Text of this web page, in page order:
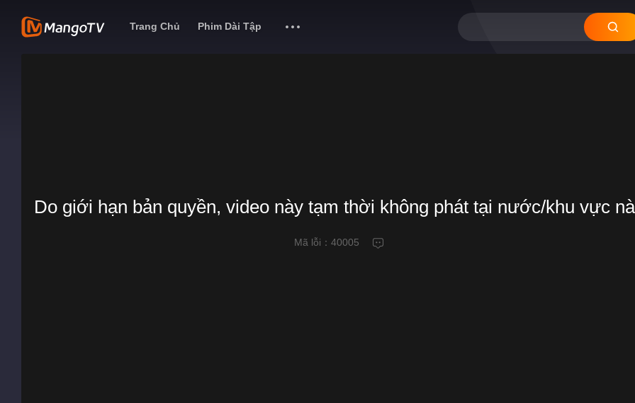
Trang Chủ Phim Dài Tập
Do giới hạn bản quyền, video này tạm thời không phát tại nước/khu vực
Mã lỗi： 40005